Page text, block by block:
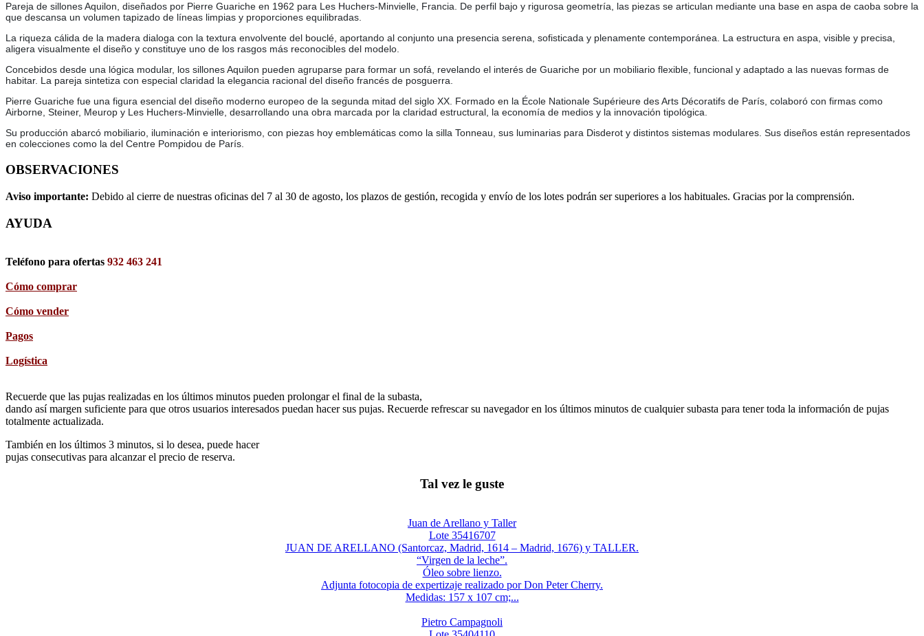
Pareja de sillones Aquilon, diseñados por Pierre Guariche en 1962 para Les Huchers-Minvielle, Francia. De perfil bajo y rigurosa geometría, las piezas se articulan mediante una base en aspa de caoba sobre la
que descansa un volumen tapizado de líneas limpias y proporciones equilibradas.
La riqueza cálida de la madera dialoga con la textura envolvente del bouclé, aportando al conjunto una presencia serena, sofisticada y plenamente contemporánea. La estructura en aspa, visible y precisa,
aligera visualmente el diseño y constituye uno de los rasgos más reconocibles del modelo.
Concebidos desde una lógica modular, los sillones Aquilon pueden agruparse para formar un sofá, revelando el interés de Guariche por un mobiliario flexible, funcional y adaptado a las nuevas formas de
habitar. La pareja sintetiza con especial claridad la elegancia racional del diseño francés de posguerra.
Pierre Guariche fue una figura esencial del diseño moderno europeo de la segunda mitad del siglo XX. Formado en la École Nationale Supérieure des Arts Décoratifs de París, colaboró con firmas como
Airborne, Steiner, Meurop y Les Huchers-Minvielle, desarrollando una obra marcada por la claridad estructural, la economía de medios y la innovación tipológica.
Su producción abarcó mobiliario, iluminación e interiorismo, con piezas hoy emblemáticas como la silla Tonneau, sus luminarias para Disderot y distintos sistemas modulares. Sus diseños están representados
en colecciones como la del Centre Pompidou de París.
OBSERVACIONES
Aviso importante: Debido al cierre de nuestras oficinas del 7 al 30 de agosto, los plazos de gestión, recogida y envío de los lotes podrán ser superiores a los habituales. Gracias por la comprensión.
AYUDA
Teléfono para ofertas 932 463 241
Cómo comprar
Cómo vender
Pagos
Logística
Recuerde que las pujas realizadas en los últimos minutos pueden prolongar el final de la subasta,
dando así margen suficiente para que otros usuarios interesados puedan hacer sus pujas. Recuerde refrescar su navegador en los últimos minutos de cualquier subasta para tener toda la información de pujas
totalmente actualizada.
También en los últimos 3 minutos, si lo desea, puede hacer
pujas consecutivas para alcanzar el precio de reserva.
Tal vez le guste
Juan de Arellano y Taller
Lote 35416707
JUAN DE ARELLANO (Santorcaz, Madrid, 1614 – Madrid, 1676) y TALLER.
“Virgen de la leche”.
Óleo sobre lienzo.
Adjunta fotocopia de expertizaje realizado por Don Peter Cherry.
Medidas: 157 x 107 cm;...
Pietro Campagnoli